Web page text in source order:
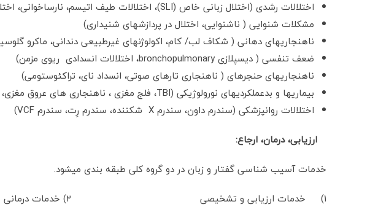
اختلالات رشدی (اختلال زبانی خاص (SLI)، اختلالات طیف اتیسم، نارساخوانی، اختلالات نقص توجه)
مشکلات شنوایی ( ناشنوایی، اختلال در پردازش­های شنیداری)
ناهنجاری­های دهانی ( شکاف لب/ کام، اکولوژن­های غیرطبیعی دندانی، ماکرو
ضعف تنفسی ( دیسپلازی bronchopulmonary، اختلالات انسدادی ریوی مزمن)
ناهنجاری­های حنجره­ای ( ناهنجاری تارهای صوتی، انسداد نای، تراکئوستومی)
بیماری­ها و بدعملکردی­های نورولوژیکی (TBI، فلج مغزی ، ناهنجاری های عروق مغزی، دمانس، پارکینسون، ALS)
اختلالات روانپزشکی (سندرم داون، سندرم X شکننده، سندرم رِت، سندرم VCF)
ارزیابی، درمان، ارجاع:
خدمات آسیب شناسی گفتار و زبان در دو گروه کلی طبقه بندی می­شود.
۱) خدمات ارزیابی و تشخیصی ۲) خدمات درمانی